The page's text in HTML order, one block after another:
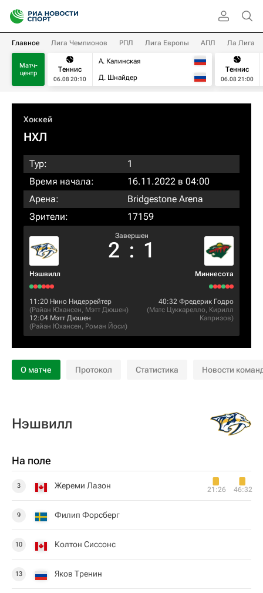
Главное Лига Чемпионов РПЛ Лига Европы АПЛ Ла Лига
Матч-
центр
Теннис
06.08 20:10
А. Калинская
Д. Шнайдер
Теннис
06.08 21:00
Хоккей
НХЛ
Тур:
1
Время начала:
16.11.2022 в 04:00
Арена:
Bridgestone Arena
Зрители:
17159
Нэшвилл
Завершен
2 : 1
Миннесота
11:20 Нино Нидеррейтер
(Райан Юхансен, Мэтт Дюшен)
12:04 Мэтт Дюшен
(Райан Юхансен, Роман Йоси)
40:32 Фредерик Годро
(Матс Цуккарелло, Кирилл
Капризов)
О матче Протокол Статистика Новости
Нэшвилл
На поле
3 Жереми Лазон 21:26 46:32
9 Филип Форсберг
10 Колтон Сиссонс
13 Яков Тренин